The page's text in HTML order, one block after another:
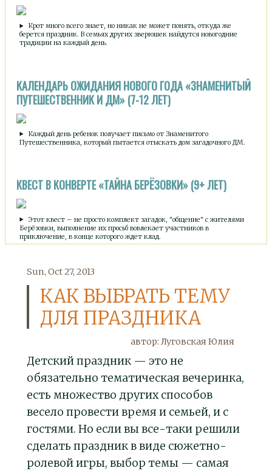
Крот много всего знает, но никак не может понять, откуда же
берется праздник. В семьях других зверюшек найдутся новогодние
традиции на каждый день.
КАЛЕНДАРЬ ОЖИДАНИЯ НОВОГО ГОДА «ЗНАМЕНИТЫЙ
ПУТЕШЕСТВЕННИК И ДМ» (7-12 ЛЕТ)
Каждый день ребенок получает письмо от Знаменитого
Путешественника, который пытается отыскать дом загадочного ДМ.
КВЕСТ В КОНВЕРТЕ «ТАЙНА БЕРЁЗОВКИ» (9+ ЛЕТ)
Этот квест – не просто комплект загадок, "общение" с жителями
Берёзовки, выполнение их просьб вовлекает участников в
приключение, в конце которого ждет клад.
Sun, Oct 27, 2013
КАК ВЫБРАТЬ ТЕМУ
ДЛЯ ПРАЗДНИКА
автор: Луговская Юлия
Детский праздник — это не
обязательно тематическая вечеринка,
есть множество других способов
весело провести время и семьей, и с
гостями. Но если вы все-таки решили
сделать праздник в виде сюжетно-
ролевой игры, выбор темы — самая